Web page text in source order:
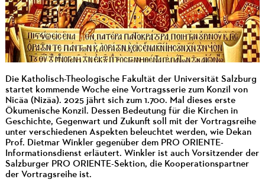
Die Katholisch-Theologische Fakultät der Universität Salzburg
startet kommende Woche eine Vortragsserie zum Konzil von
Nicäa (Nizäa). 2025 jährt sich zum 1.700. Mal dieses erste
Ökumenische Konzil. Dessen Bedeutung für die Kirchen in
Geschichte, Gegenwart und Zukunft soll mit der Vortragsreihe
unter verschiedenen Aspekten beleuchtet werden, wie Dekan
Prof. Dietmar Winkler gegenüber dem PRO ORIENTE-
Informationsdienst erläutert. Winkler ist auch Vorsitzender der
Salzburger PRO ORIENTE-Sektion, die Kooperationspartner
der Vortragsreihe ist.